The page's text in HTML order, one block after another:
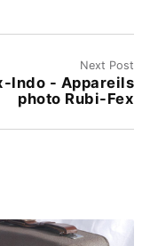
Next Post
Indo - Appareils
photo Rubi-Fex